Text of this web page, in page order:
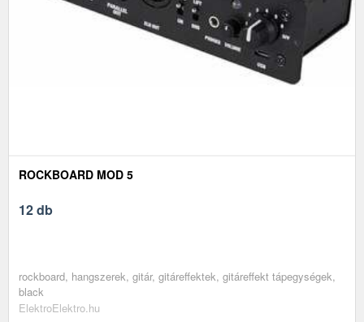
ROCKBOARD MOD 5
12 db
rockboard, hangszerek, gitár, gitáreffektek, gitáreffekt tápegységek,
black
ElektroElektro.hu